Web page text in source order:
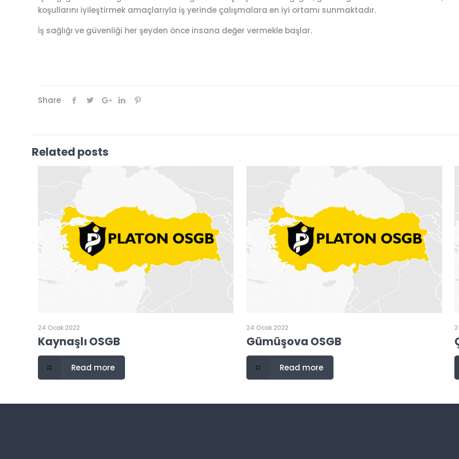
koşullarını iyileştirmek amaçlarıyla iş yerinde çalışmalara en iyi ortamı sunmaktadır.
İş sağlığı ve güvenliği her şeyden önce insana değer vermekle başlar.
Share
Related posts
24 Ocak 2022
Kaynaşlı OSGB
Read more
24 Ocak 2022
Gümüşova OSGB
Read more